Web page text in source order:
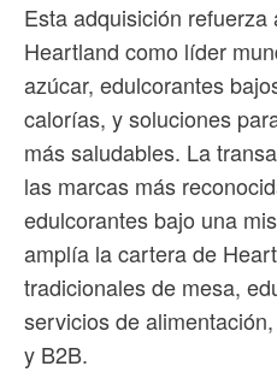
Esta adquisición
Heartland como líder
azúcar, edulcorantes
calorías, y soluciones
más saludables. La
las marcas más
edulcorantes bajo una
amplía la cartera de
tradicionales de mesa,
servicios de
y B2B.